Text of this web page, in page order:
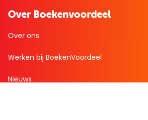
Over Boekenvoordeel
Over ons
Werken bij BoekenVoordeel
Nieuws